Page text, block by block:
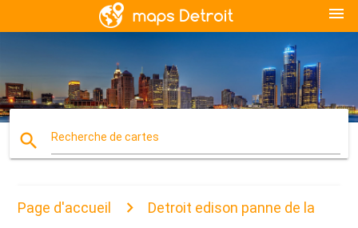
menu
search Recherche de cartes
Page d'accueil Detroit edison panne de la